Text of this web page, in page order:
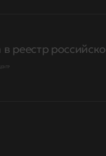
реестр